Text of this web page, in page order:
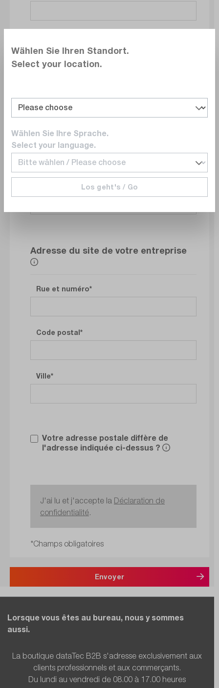
E-mail
Numéro de téléphone
Adresse du site de votre entreprise
Rue et numéro
Code postal
Ville
Votre adresse postale diffère de
l'adresse indiquée ci-dessus ?
J'ai lu et j'accepte la Déclaration de
confidentialité.
*Champs obligatoires
Envoyer
Lorsque vous êtes au bureau, nous y sommes
aussi.
La boutique dataTec B2B s'adresse exclusivement aux
clients professionnels et aux commerçants.
Du lundi au vendredi de 08.00 à 17.00 heures
Wählen Sie Ihren Standort.
Select your location.
Wählen Sie Ihre Sprache.
Select your language.
Los geht's / Go